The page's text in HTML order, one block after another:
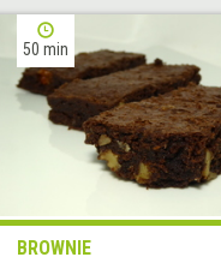
50 min
BROWNIE